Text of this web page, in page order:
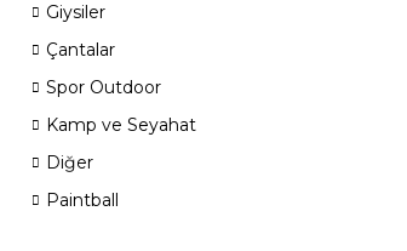
Giysiler
Çantalar
Spor Outdoor
Kamp ve Seyahat
Diğer
Paintball